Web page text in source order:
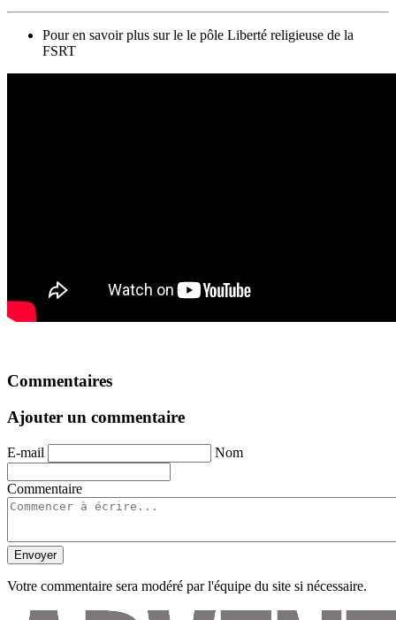
Pour en savoir plus sur le le pôle Liberté religieuse de la
FSRT
Commentaires
Ajouter un commentaire
E-mail Nom
Commentaire
Envoyer
Votre commentaire sera modéré par l'équipe du site si nécessaire.